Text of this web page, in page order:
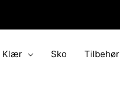
Klær Sko Tilbehør